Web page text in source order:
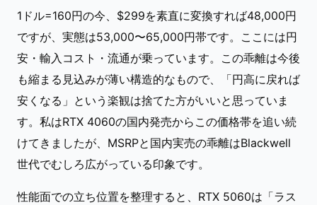
1ドル=160円の今、$299を素直に変換すれば48,000円
ですが、実態は53,000〜65,000円帯です。ここには円
安・輸入コスト・流通が乗っています。この乖離は今後
も縮まる見込みが薄い構造的なもので、「円高に戻れば
安くなる」という楽観は捨てた方がいいと思っていま
す。私はRTX 4060の国内発売からこの価格帯を追い続
けてきましたが、MSRPと国内実売の乖離はBlackwell
世代でむしろ広がっている印象です。
性能面での立ち位置を整理すると、RTX 5060は「ラス